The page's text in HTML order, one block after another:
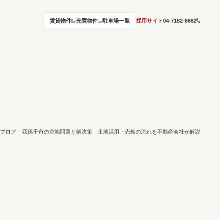
賃貸物件 売買物件 駐車場一覧 採用サイト04-7182-6662
ブログ 我孫子市の空地問題と解決策｜土地活用・売却の流れを不動産会社が解説